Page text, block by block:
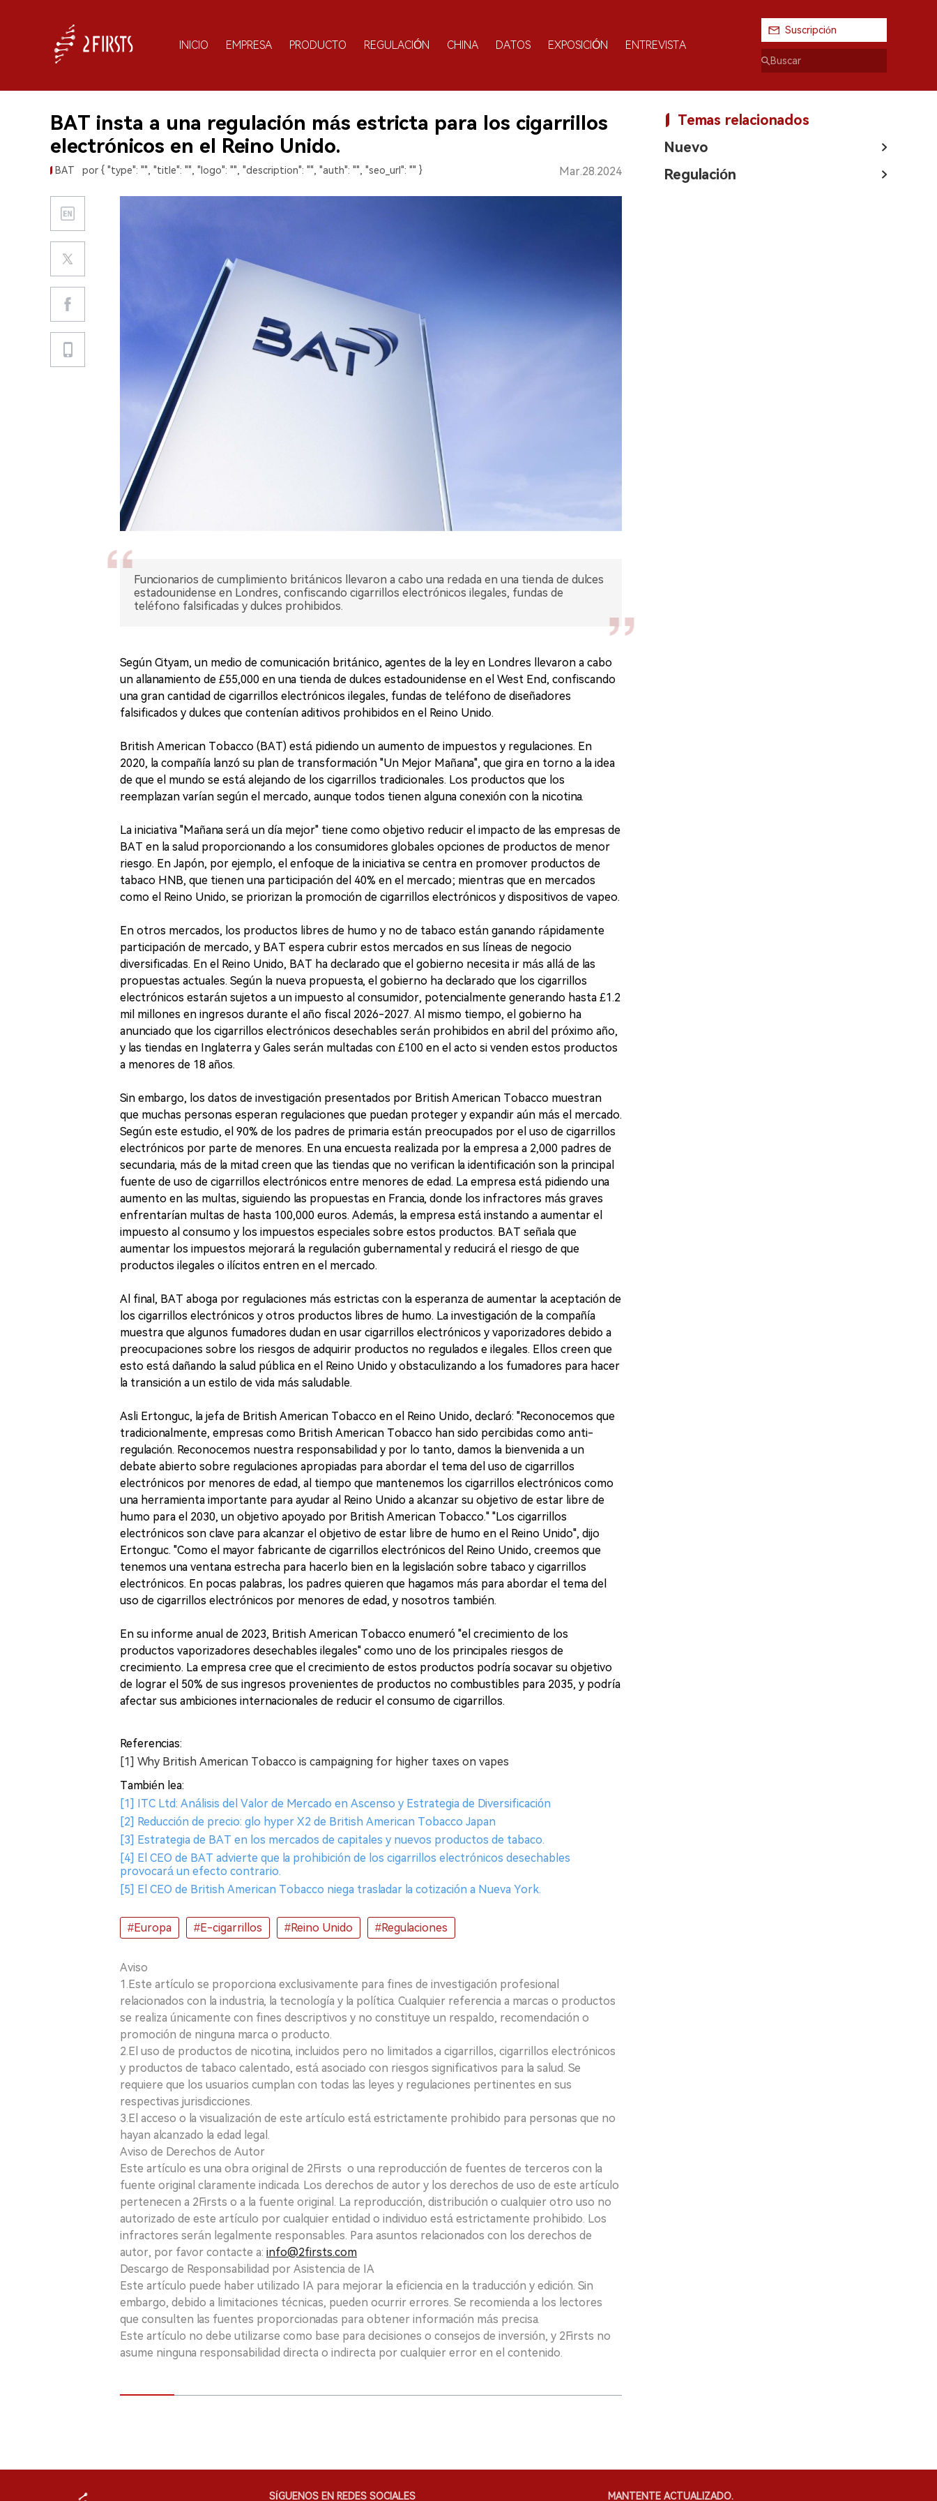
INICIO EMPRESA PRODUCTO REGULACIÓN CHINA DATOS EXPOSICIÓN ENTREVISTA
Suscripción
BAT insta a una regulación más estricta para los cigarrillos
electrónicos en el Reino Unido.
BAT por { "type": "", "title": "", "logo": "", "description": "", "auth": "", "seo_url": "" } Mar.28.2024
Funcionarios de cumplimiento británicos llevaron a cabo una redada en una tienda de dulces
estadounidense en Londres, confiscando cigarrillos electrónicos ilegales, fundas de
teléfono falsificadas y dulces prohibidos.
Según Cityam, un medio de comunicación británico, agentes de la ley en Londres llevaron a cabo
un allanamiento de £55,000 en una tienda de dulces estadounidense en el West End, confiscando
una gran cantidad de cigarrillos electrónicos ilegales, fundas de teléfono de diseñadores
falsificados y dulces que contenían aditivos prohibidos en el Reino Unido.
British American Tobacco (BAT) está pidiendo un aumento de impuestos y regulaciones. En
2020, la compañía lanzó su plan de transformación "Un Mejor Mañana", que gira en torno a la idea
de que el mundo se está alejando de los cigarrillos tradicionales. Los productos que los
reemplazan varían según el mercado, aunque todos tienen alguna conexión con la nicotina.
La iniciativa "Mañana será un día mejor" tiene como objetivo reducir el impacto de las empresas de
BAT en la salud proporcionando a los consumidores globales opciones de productos de menor
riesgo. En Japón, por ejemplo, el enfoque de la iniciativa se centra en promover productos de
tabaco HNB, que tienen una participación del 40% en el mercado; mientras que en mercados
como el Reino Unido, se priorizan la promoción de cigarrillos electrónicos y dispositivos de vapeo.
En otros mercados, los productos libres de humo y no de tabaco están ganando rápidamente
participación de mercado, y BAT espera cubrir estos mercados en sus líneas de negocio
diversificadas. En el Reino Unido, BAT ha declarado que el gobierno necesita ir más allá de las
propuestas actuales. Según la nueva propuesta, el gobierno ha declarado que los cigarrillos
electrónicos estarán sujetos a un impuesto al consumidor, potencialmente generando hasta £1.2
mil millones en ingresos durante el año fiscal 2026-2027. Al mismo tiempo, el gobierno ha
anunciado que los cigarrillos electrónicos desechables serán prohibidos en abril del próximo año,
y las tiendas en Inglaterra y Gales serán multadas con £100 en el acto si venden estos productos
a menores de 18 años.
Sin embargo, los datos de investigación presentados por British American Tobacco muestran
que muchas personas esperan regulaciones que puedan proteger y expandir aún más el mercado.
Según este estudio, el 90% de los padres de primaria están preocupados por el uso de cigarrillos
electrónicos por parte de menores. En una encuesta realizada por la empresa a 2,000 padres de
secundaria, más de la mitad creen que las tiendas que no verifican la identificación son la principal
fuente de uso de cigarrillos electrónicos entre menores de edad. La empresa está pidiendo una
aumento en las multas, siguiendo las propuestas en Francia, donde los infractores más graves
enfrentarían multas de hasta 100,000 euros. Además, la empresa está instando a aumentar el
impuesto al consumo y los impuestos especiales sobre estos productos. BAT señala que
aumentar los impuestos mejorará la regulación gubernamental y reducirá el riesgo de que
productos ilegales o ilícitos entren en el mercado.
Al final, BAT aboga por regulaciones más estrictas con la esperanza de aumentar la aceptación de
los cigarrillos electrónicos y otros productos libres de humo. La investigación de la compañía
muestra que algunos fumadores dudan en usar cigarrillos electrónicos y vaporizadores debido a
preocupaciones sobre los riesgos de adquirir productos no regulados e ilegales. Ellos creen que
esto está dañando la salud pública en el Reino Unido y obstaculizando a los fumadores para hacer
la transición a un estilo de vida más saludable.
Asli Ertonguc, la jefa de British American Tobacco en el Reino Unido, declaró: "Reconocemos que
tradicionalmente, empresas como British American Tobacco han sido percibidas como anti-
regulación. Reconocemos nuestra responsabilidad y por lo tanto, damos la bienvenida a un
debate abierto sobre regulaciones apropiadas para abordar el tema del uso de cigarrillos
electrónicos por menores de edad, al tiempo que mantenemos los cigarrillos electrónicos como
una herramienta importante para ayudar al Reino Unido a alcanzar su objetivo de estar libre de
humo para el 2030, un objetivo apoyado por British American Tobacco." "Los cigarrillos
electrónicos son clave para alcanzar el objetivo de estar libre de humo en el Reino Unido", dijo
Ertonguc. "Como el mayor fabricante de cigarrillos electrónicos del Reino Unido, creemos que
tenemos una ventana estrecha para hacerlo bien en la legislación sobre tabaco y cigarrillos
electrónicos. En pocas palabras, los padres quieren que hagamos más para abordar el tema del
uso de cigarrillos electrónicos por menores de edad, y nosotros también.
En su informe anual de 2023, British American Tobacco enumeró "el crecimiento de los
productos vaporizadores desechables ilegales" como uno de los principales riesgos de
crecimiento. La empresa cree que el crecimiento de estos productos podría socavar su objetivo
de lograr el 50% de sus ingresos provenientes de productos no combustibles para 2035, y podría
afectar sus ambiciones internacionales de reducir el consumo de cigarrillos.
Referencias:
[1] Why British American Tobacco is campaigning for higher taxes on vapes
También lea:
[1] ITC Ltd: Análisis del Valor de Mercado en Ascenso y Estrategia de Diversificación
[2] Reducción de precio: glo hyper X2 de British American Tobacco Japan
[3] Estrategia de BAT en los mercados de capitales y nuevos productos de tabaco.
[4] El CEO de BAT advierte que la prohibición de los cigarrillos electrónicos desechables
provocará un efecto contrario.
[5] El CEO de British American Tobacco niega trasladar la cotización a Nueva York.
#Europa #E-cigarrillos #Reino Unido #Regulaciones
Aviso
1.Este artículo se proporciona exclusivamente para fines de investigación profesional
relacionados con la industria, la tecnología y la política. Cualquier referencia a marcas o productos
se realiza únicamente con fines descriptivos y no constituye un respaldo, recomendación o
promoción de ninguna marca o producto.
2.El uso de productos de nicotina, incluidos pero no limitados a cigarrillos, cigarrillos electrónicos
y productos de tabaco calentado, está asociado con riesgos significativos para la salud. Se
requiere que los usuarios cumplan con todas las leyes y regulaciones pertinentes en sus
respectivas jurisdicciones.
3.El acceso o la visualización de este artículo está estrictamente prohibido para personas que no
hayan alcanzado la edad legal.
Aviso de Derechos de Autor
Este artículo es una obra original de 2Firsts o una reproducción de fuentes de terceros con la
fuente original claramente indicada. Los derechos de autor y los derechos de uso de este artículo
pertenecen a 2Firsts o a la fuente original. La reproducción, distribución o cualquier otro uso no
autorizado de este artículo por cualquier entidad o individuo está estrictamente prohibido. Los
infractores serán legalmente responsables. Para asuntos relacionados con los derechos de
autor, por favor contacte a: info@2firsts.com
Descargo de Responsabilidad por Asistencia de IA
Este artículo puede haber utilizado IA para mejorar la eficiencia en la traducción y edición. Sin
embargo, debido a limitaciones técnicas, pueden ocurrir errores. Se recomienda a los lectores
que consulten las fuentes proporcionadas para obtener información más precisa.
Este artículo no debe utilizarse como base para decisiones o consejos de inversión, y 2Firsts no
asume ninguna responsabilidad directa o indirecta por cualquier error en el contenido.
Temas relacionados
Nuevo
Regulación
SÍGUENOS EN REDES SOCIALES MANTENTE ACTUALIZADO.